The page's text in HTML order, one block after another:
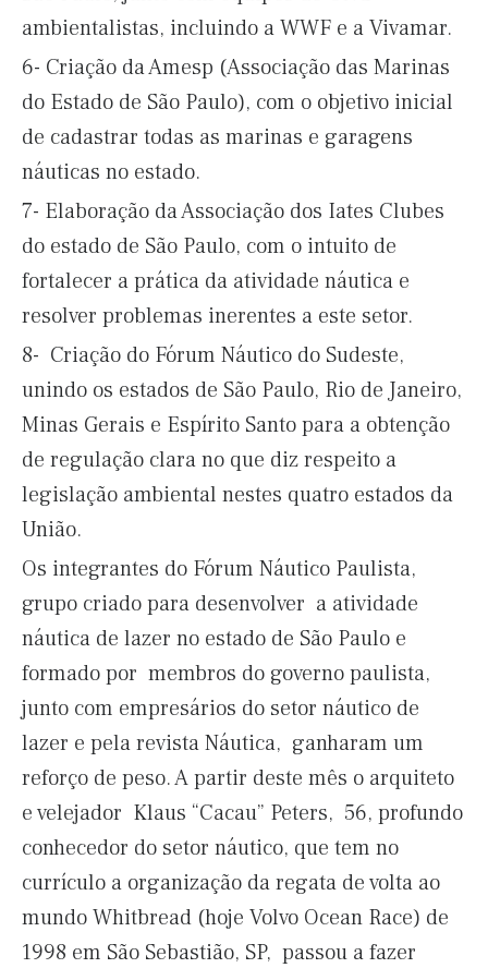
ambientalistas, incluindo a WWF e a Vivamar.
6- Criação da Amesp (Associação das Marinas
do Estado de São Paulo), com o objetivo inicial
de cadastrar todas as marinas e garagens
náuticas no estado.
7- Elaboração da Associação dos Iates Clubes
do estado de São Paulo, com o intuito de
fortalecer a prática da atividade náutica e
resolver problemas inerentes a este setor.
8- Criação do Fórum Náutico do Sudeste,
unindo os estados de São Paulo, Rio de Janeiro,
Minas Gerais e Espírito Santo para a obtenção
de regulação clara no que diz respeito a
legislação ambiental nestes quatro estados da
União.
Os integrantes do Fórum Náutico Paulista,
grupo criado para desenvolver a atividade
náutica de lazer no estado de São Paulo e
formado por membros do governo paulista,
junto com empresários do setor náutico de
lazer e pela revista Náutica, ganharam um
reforço de peso. A partir deste mês o arquiteto
e velejador Klaus “Cacau” Peters, 56, profundo
conhecedor do setor náutico, que tem no
currículo a organização da regata de volta ao
mundo Whitbread (hoje Volvo Ocean Race) de
1998 em São Sebastião, SP, passou a fazer